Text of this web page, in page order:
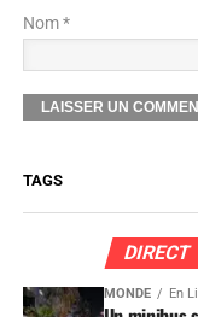
Nom *
TAGS
DIRECT
MONDE En